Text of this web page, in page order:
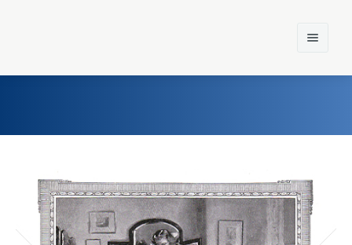
Einst und Heute
Marken